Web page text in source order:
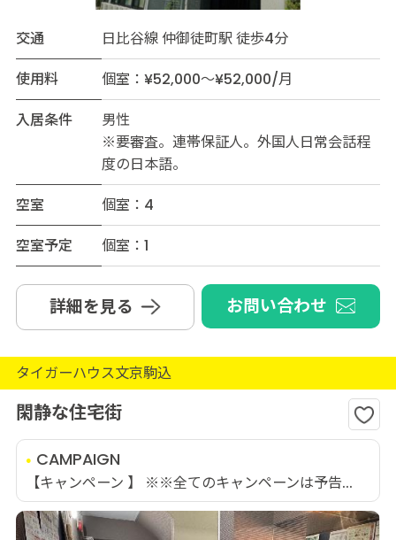
交通
日比谷線 仲御徒町駅 徒歩4分
使用料
個室：¥52,000～¥52,000/月
入居条件
男性
※要審査。連帯保証人。外国人日常会話程
度の日本語。
空室
個室：4
空室予定
個室：1
詳細を見る お問い合わせ
タイガーハウス文京駒込
閑静な住宅街
CAMPAIGN
【キャンペーン 】 ※※全てのキャンペーンは予告...